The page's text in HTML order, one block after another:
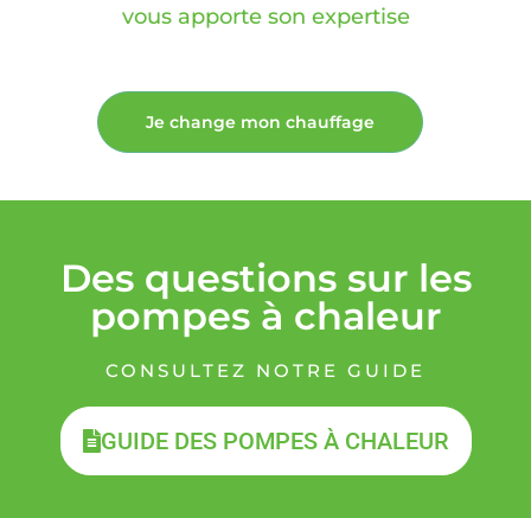
vous apporte son expertise
Je change mon chauffage
Des questions sur les
pompes à chaleur
CONSULTEZ NOTRE GUIDE
GUIDE DES POMPES À CHALEUR